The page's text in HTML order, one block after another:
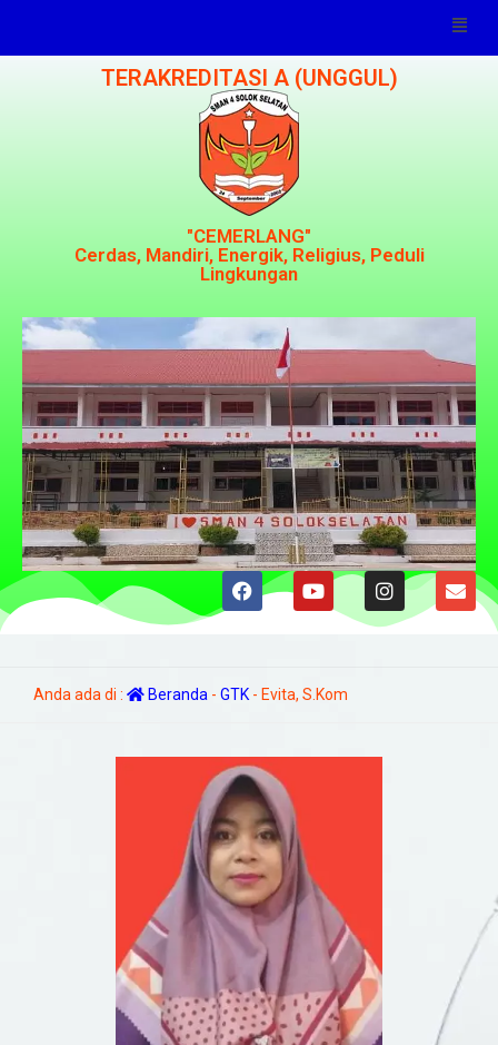
TERAKREDITASI A (UNGGUL)
"CEMERLANG"
Cerdas, Mandiri, Energik, Religius, Peduli
Lingkungan
Anda ada di : Beranda - GTK - Evita, S.Kom